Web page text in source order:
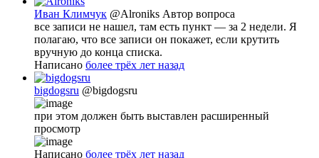
Иван Климчук @Alroniks Автор вопроса
все записи не нашел, там есть пункт — за 2 недели. Я
полагаю, что все записи он покажет, если крутить
вручную до конца списка.
Написано более трёх лет назад
bigdogsru @bigdogsru
при этом должен быть выставлен расширенный
просмотр
Написано более трёх лет назад